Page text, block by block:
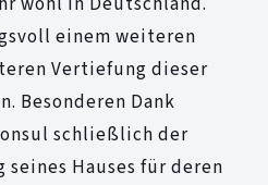
einem weiteren
Vertiefung dieser
Besonderen Dank
schließlich der
Hauses für deren